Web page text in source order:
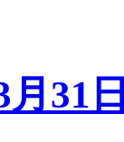
月31